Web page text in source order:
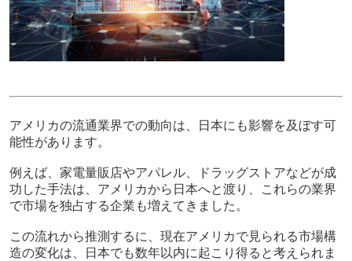
アメリカの流通業界での動向は、日本にも影響を及ぼす可
能性があります。
例えば、家電量販店やアパレル、ドラッグストアなどが成
功した手法は、アメリカから日本へと渡り、これらの業界
で市場を独占する企業も増えてきました。
この流れから推測するに、現在アメリカで見られる市場構
造の変化は、日本でも数年以内に起こり得ると考えられま